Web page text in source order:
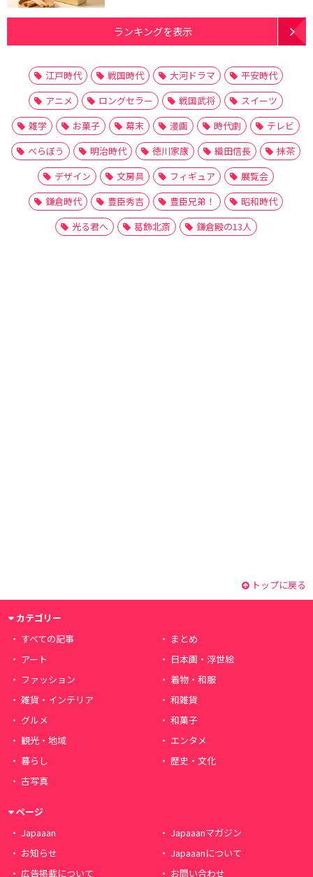
ランキングを表示
江戸時代 戦国時代 大河ドラマ
平安時代
アニメ
ロングセラー 戦国武将
スイーツ
雑学
お菓子 幕末 漫画 時代劇
テレビ
べらぼう
明治時代 徳川家康 織田信長
抹茶
デザイン
文房具 フィギュア
展覧会
鎌倉時代
豊臣秀吉 豊臣兄弟！
昭和時代
光る君へ
葛飾北斎 鎌倉殿の13人
トップに戻る
カテゴリー
すべての記事
まとめ
アート
日本画・浮世絵
ファッション
着物・和服
雑貨・インテリア
和雑貨
グルメ
和菓子
観光・地域
エンタメ
暮らし
歴史・文化
古写真
ページ
Japaaan
Japaaanマガジン
お知らせ
Japaaanについて
広告掲載について
お問い合わせ